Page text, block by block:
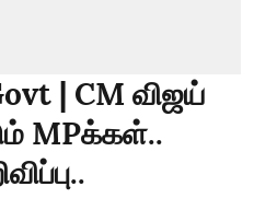
| CM விஜய்
MPக்கள்..